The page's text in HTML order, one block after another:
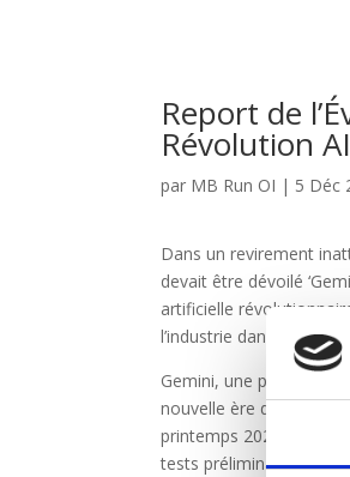
Report de
Révolution
par MB Run OI | 5 Déc
Dans un revirement
devait être dévoilé
artificielle
l’industrie dans
Gemini, une prouesse
nouvelle ère dans le
printemps 2023, visait
tests préliminaires